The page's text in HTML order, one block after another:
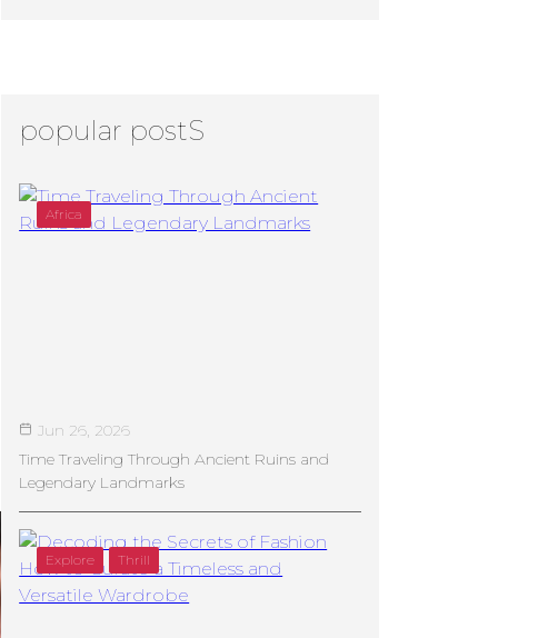
popular postS
Africa
Jun 26, 2026
Time Traveling Through Ancient Ruins and
Legendary Landmarks
Explore Thrill